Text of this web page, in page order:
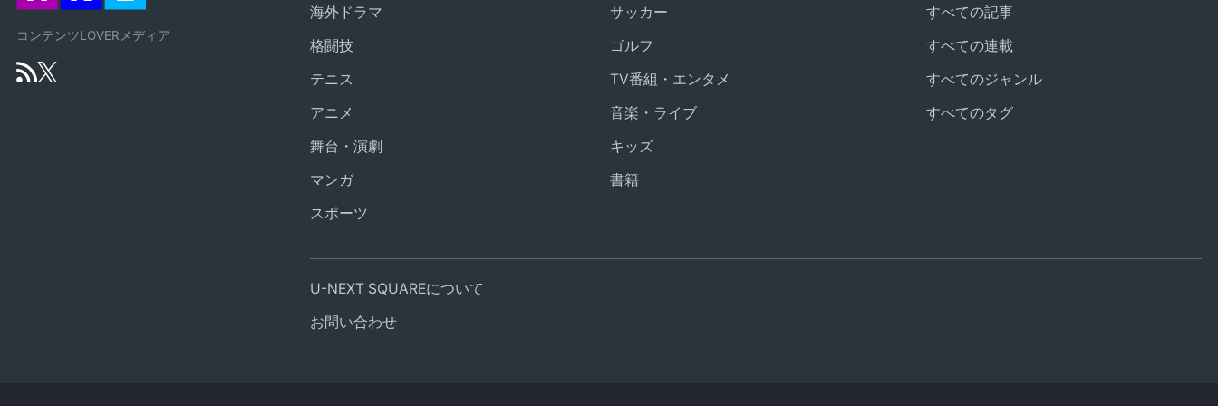
コンテンツLOVERメディア
海外ドラマ
サッカー
格闘技
ゴルフ
テニス
TV番組・エンタメ
アニメ
音楽・ライブ
舞台・演劇
キッズ
マンガ
書籍
スポーツ
すべての記事
すべての連載
すべてのジャンル
すべてのタグ
U-NEXT SQUAREについて
お問い合わせ